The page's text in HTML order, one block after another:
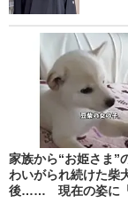
家族から“お姫さま”
わいがられ続けた柴
後…… 現在の姿に